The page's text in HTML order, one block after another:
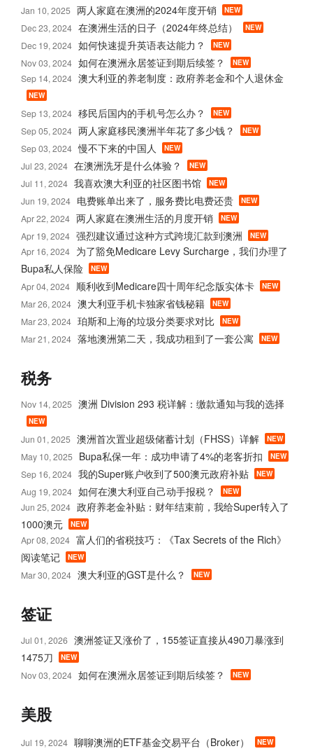
Jan 10, 2025 两人家庭在澳洲的2024年度开销 NEW
Dec 23, 2024 在澳洲生活的日子（2024年终总结） NEW
Dec 19, 2024 如何快速提升英语表达能力？ NEW
Nov 03, 2024 如何在澳洲永居签证到期后续签？ NEW
Sep 14, 2024 澳大利亚的养老制度：政府养老金和个人退休金
NEW
Sep 13, 2024 移民后国内的手机号怎么办？ NEW
Sep 05, 2024 两人家庭移民澳洲半年花了多少钱？ NEW
Sep 03, 2024 慢不下来的中国人 NEW
Jul 23, 2024 在澳洲洗牙是什么体验？ NEW
Jul 11, 2024 我喜欢澳大利亚的社区图书馆 NEW
Jun 19, 2024 电费账单出来了，服务费比电费还贵 NEW
Apr 22, 2024 两人家庭在澳洲生活的月度开销 NEW
Apr 19, 2024 强烈建议通过这种方式跨境汇款到澳洲 NEW
Apr 16, 2024 为了豁免Medicare Levy Surcharge，我们办理了
Bupa私人保险
NEW
Apr 04, 2024 顺利收到Medicare四十周年纪念版实体卡 NEW
Mar 26, 2024 澳大利亚手机卡独家省钱秘籍 NEW
Mar 23, 2024 珀斯和上海的垃圾分类要求对比 NEW
Mar 21, 2024 落地澳洲第二天，我成功租到了一套公寓 NEW
税务
Nov 14, 2025 澳洲 Division 293 税详解：缴款通知与我的选择
NEW
Jun 01, 2025 澳洲首次置业超级储蓄计划（FHSS）详解 NEW
May 10, 2025 Bupa私保一年：成功申请了4%的老客折扣 NEW
Sep 16, 2024 我的Super账户收到了500澳元政府补贴 NEW
Aug 19, 2024 如何在澳大利亚自己动手报税？ NEW
Jun 25, 2024 政府养老金补贴：财年结束前，我给Super转入了
1000澳元
NEW
Apr 08, 2024 富人们的省税技巧：《Tax Secrets of the Rich》
阅读笔记
NEW
Mar 30, 2024 澳大利亚的GST是什么？ NEW
签证
Jul 01, 2026 澳洲签证又涨价了，155签证直接从490刀暴涨到
1475刀
NEW
Nov 03, 2024 如何在澳洲永居签证到期后续签？ NEW
美股
Jul 19, 2024 聊聊澳洲的ETF基金交易平台（Broker） NEW